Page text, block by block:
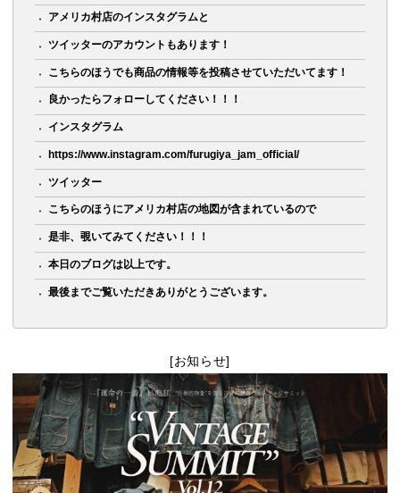
アメリカ村店のインスタグラムと
ツイッターのアカウントもあります！
こちらのほうでも商品の情報等を投稿させていただいてます！
良かったらフォローしてください！！！
インスタグラム
https://www.instagram.com/furugiya_jam_official/
ツイッター
こちらのほうにアメリカ村店の地図が含まれているので
是非、覗いてみてください！！！
本日のブログは以上です。
最後までご覧いただきありがとうございます。
[お知らせ]